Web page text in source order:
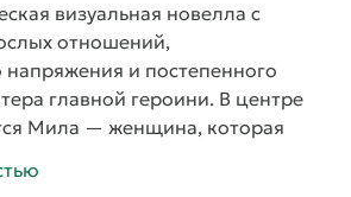
визуальная новелла с
отношений,
и постепенного
главной героини. В центре
Мила — женщина, которая
мир совсем иначе. Брак с